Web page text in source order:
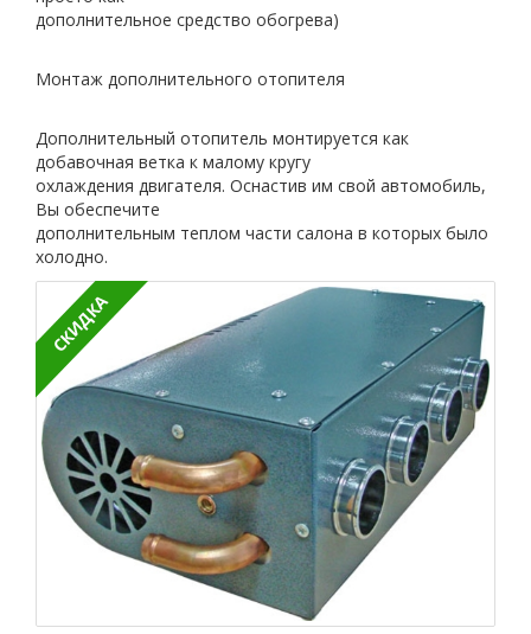
дополнительное средство обогрева)
Монтаж дополнительного отопителя
Дополнительный отопитель монтируется как
добавочная ветка к малому кругу
охлаждения двигателя. Оснастив им свой автомобиль,
Вы обеспечите
дополнительным теплом части салона в которых было
холодно.